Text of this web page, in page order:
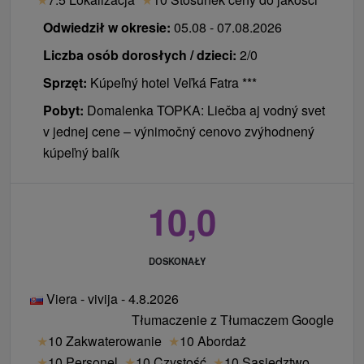
Dopłaty
opłata za pobyt 1,50 €
zgodnie z obowiązującym cennikiem
wczesne zameldowanie / późne wymeldowanie
(zgodnie z obowiązującym cennikiem spa, na
zameldowanie od 14:00
wymeldowanie do 11:00
Odwiedził w okresie: 05.08 - 07.08.2026
Liczba osób dorosłych / dzieci: 2/0
Sprzęt: Kúpeľný hotel Veľká Fatra ***
Pobyt: Domalenka TOPKA: Liečba aj vodný svet
v jednej cene – výnimočný cenovo zvýhodnený
kúpeľný balík
10,0
DOSKONAŁY
Viera - vivija - 4.8.2026
Tłumaczenie z Tłumaczem Google
★10 Zakwaterowanie ★10 Abordaż